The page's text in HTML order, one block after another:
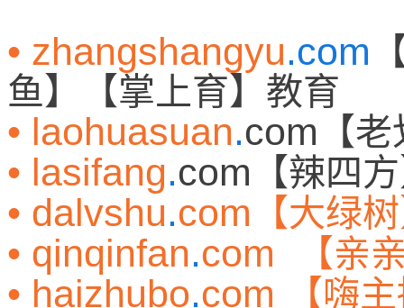
• zhangshangyu.com
鱼】【掌上育】教育
• laohuasuan.com 【
• lasifang.com 【辣四
• dalvshu.com 【大绿
• qinqinfan.com 【亲
• haizhubo.com
【嗨